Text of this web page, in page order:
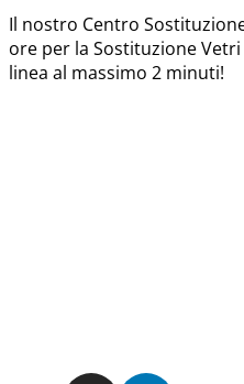
Il nostro Centro
ore per la Sostituzione
linea al massimo 2 minuti!